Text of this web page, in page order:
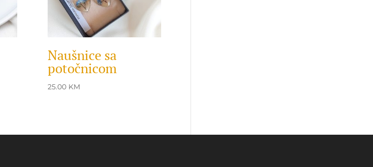
Naušnice sa
potočnicom
25.00 KM